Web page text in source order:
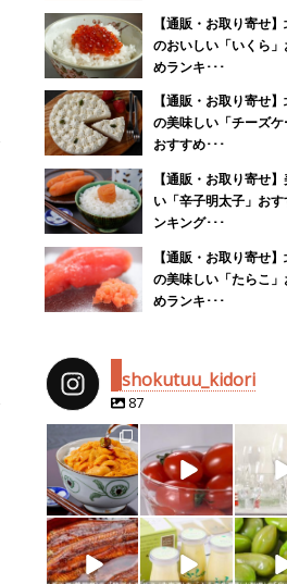
【通販・お取り寄せ
のおいしい「いくら」
めランキ･･･
【通販・お取り寄せ
の美味しい「チーズケ
おすすめ･･･
【通販・お取り寄せ
い「辛子明太子」おす
ンキング･･･
【通販・お取り寄せ
の美味しい「たらこ」
めランキ･･･
shokutuu_kidori
87
shokutuu_kidor
i
4月 25
i
2月 14
2
shokutuu_kidor
i
shokutuu_kidor
i i